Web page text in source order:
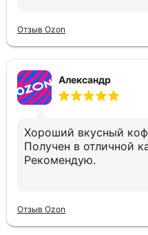
Отзыв Ozon
Александр
Хороший вкусный
Получен в отличной
Рекомендую.
Отзыв Ozon